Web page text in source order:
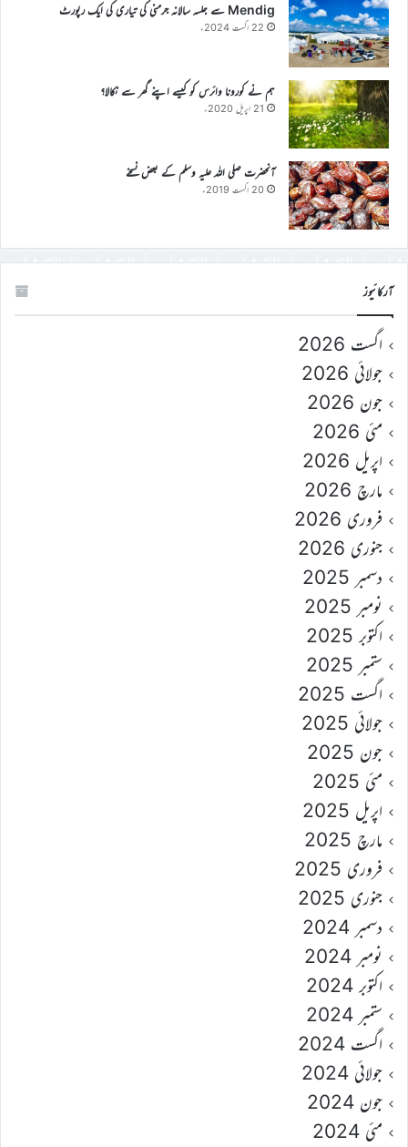
Mendig سے جلسہ سالانہ جرمنی کی تیاری کی ایک رپورٹ
22 اگست 2024ء
ہم نے کورونا وائرس کو کیسے اپنے گھر سے نکالا؟
21 اپریل 2020ء
آنحضرت صلی اللہ علیہ وسلم کے بعض نسخے
20 اگست 2019ء
آرکائیوز
اگست 2026
جولائی 2026
جون 2026
مئی 2026
اپریل 2026
مارچ 2026
فروری 2026
جنوری 2026
دسمبر 2025
نومبر 2025
اکتوبر 2025
ستمبر 2025
اگست 2025
جولائی 2025
جون 2025
مئی 2025
اپریل 2025
مارچ 2025
فروری 2025
جنوری 2025
دسمبر 2024
نومبر 2024
اکتوبر 2024
ستمبر 2024
اگست 2024
جولائی 2024
جون 2024
مئی 2024